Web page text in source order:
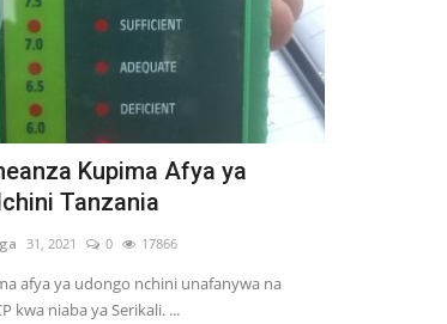
Kupima Afya ya
Tanzania
31, 2021 0 17866
afya ya udongo nchini unafanywa na
kwa niaba ya Serikali. ...